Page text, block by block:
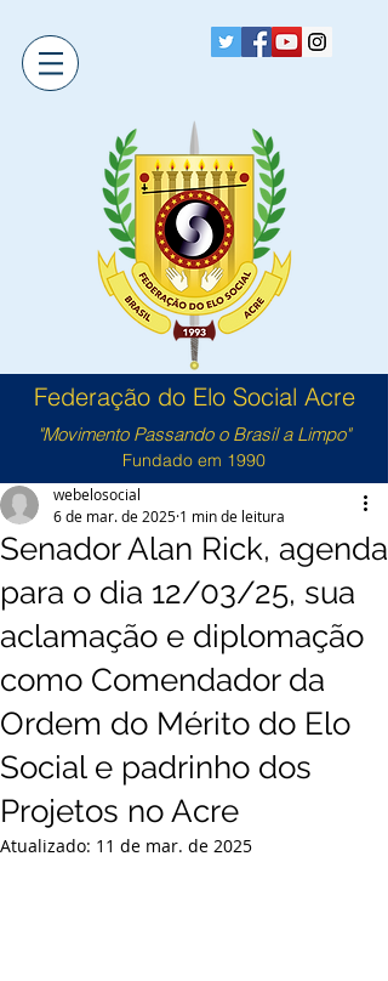
Federação do Elo Social Acre
"Movimento Passando o Brasil a Limpo"
Fundado em 1990
Senador Alan Rick, agenda
para o dia 12/03/25, sua
aclamação e diplomação
como Comendador da
Ordem do Mérito do Elo
Social e padrinho dos
Projetos no Acre
webelosocial
6 de mar. de 2025 1 min de leitura
Atualizado: 11 de mar. de 2025